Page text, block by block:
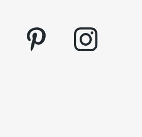
pinterest instagram